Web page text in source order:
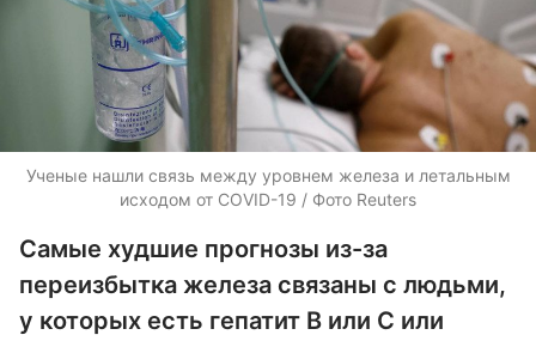
Ученые нашли связь между уровнем железа и летальным
исходом от COVID-19 / Фото Reuters
Самые худшие прогнозы из-за
переизбытка железа связаны с людьми,
у которых есть гепатит В или С или